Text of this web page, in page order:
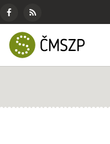
ČMSZP
Českomoravský
svaz
zemědělských
Menu
pro
sociální
sítě
Facebook
RSS
zdroj
Základní
menu